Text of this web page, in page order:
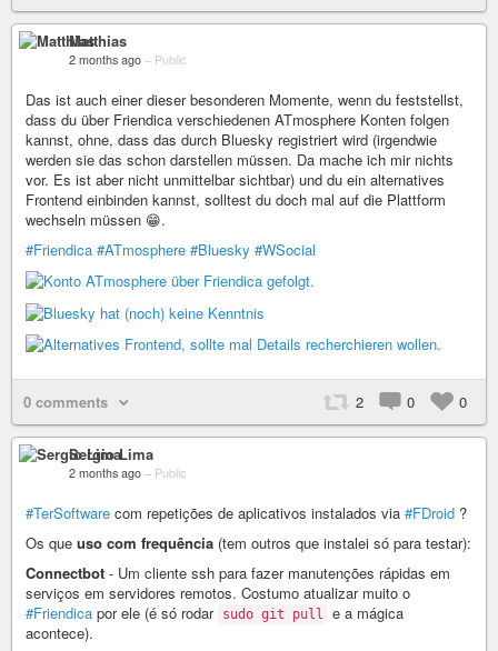
Matthias
2 months ago – Public
Das ist auch einer dieser besonderen Momente, wenn du feststellst,
dass du über Friendica verschiedenen ATmosphere Konten folgen
kannst, ohne, dass das durch Bluesky registriert wird (irgendwie
werden sie das schon darstellen müssen. Da mache ich mir nichts
vor. Es ist aber nicht unmittelbar sichtbar) und du ein alternatives
Frontend einbinden kannst, solltest du doch mal auf die Plattform
wechseln müssen 😁.
#Friendica #ATmosphere #Bluesky #WSocial
0 comments 2 0 0
Sergio Lima
2 months ago – Public
#TerSoftware com repetições de aplicativos instalados via #FDroid ?
Os que uso com frequência (tem outros que instalei só para testar):
Connectbot - Um cliente ssh para fazer manutenções rápidas em
serviços em servidores remotos. Costumo atualizar muito o
#Friendica por ele (é só rodar sudo git pull
e a mágica
acontece).